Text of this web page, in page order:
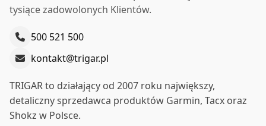
tysiące zadowolonych Klientów.
500 521 500
kontakt@trigar.pl
TRIGAR to działający od 2007 roku największy,
detaliczny sprzedawca produktów Garmin, Tacx oraz
Shokz w Polsce.